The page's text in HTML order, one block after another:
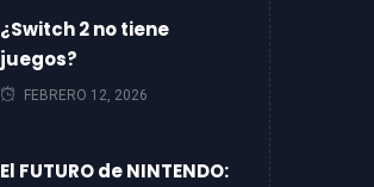
¿Switch 2 no tiene
juegos?
FEBRERO 12, 2026
El FUTURO de NINTENDO: